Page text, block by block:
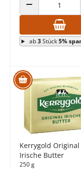
ANZAHL
ab3Stück5%
Kerrygold Original
Irische Butter
250 g